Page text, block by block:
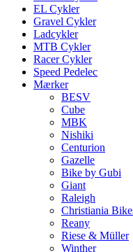
EL Cykler
Gravel Cykler
Ladcykler
MTB Cykler
Racer Cykler
Speed Pedelec
Mærker
BESV
Cube
MBK
Nishiki
Centurion
Gazelle
Bike by Gubi
Giant
Raleigh
Christiania
Reany
Riese & Müller
Winther